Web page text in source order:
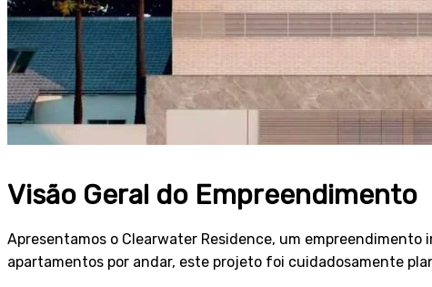
Visão Geral do Empreendimento
Apresentamos o Clearwater Residence, um
apartamentos por andar, este projeto foi cuidadosamente